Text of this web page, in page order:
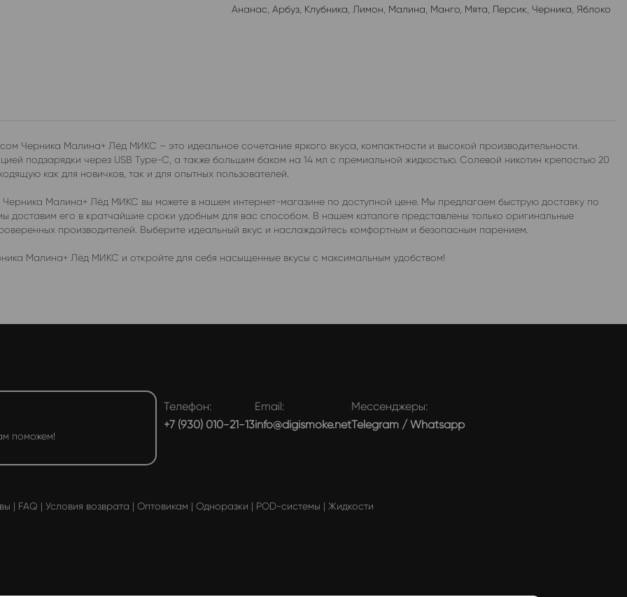
Ананас Арбуз, Клубника Лимон Малина Манго, Мята Персик Черника Яблоко
Черника Малина+ Лёд МИКС – это идеальное сочетание яркого вкуса, компактности и высокой производительности.
подзарядки через USB Type-C, а также большим баком на 14 мл с премиальной жидкостью. Солевой никотин крепостью 20
как для новичков, так и для опытных пользователей.
Черника Малина+ Лёд МИКС вы можете в нашем интернет-магазине по доступной цене. Мы предлагаем быструю доставку по
доставим его в кратчайшие сроки удобным для вас способом. В нашем каталоге представлены только оригинальные
производителей. Выберите идеальный вкус и наслаждайтесь комфортным и безопасным парением.
Малина+ Лёд МИКС и откройте для себя насыщенные вкусы с максимальным удобством!
поможем!
Телефон:
+7 (930) 010-21-13
Email:
info@digismoke.net
Мессенджеры:
Telegram / Whatsapp
| FAQ | Условия возврата | Оптовикам | Одноразки | POD-системы | Жидкости